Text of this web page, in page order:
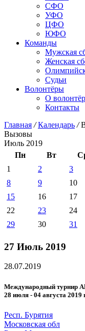
СФО
УФО
ЦФО
ЮФО
Команды
Мужская
Женская
Судьи
Волонтёры
О
Контакты
Главная / Календарь /
Вызовы
Июль 2019
Пн
Вт
1
2 3
8
9 10
15
16 17
22
23 24
29
30 31
27 Июль 2019
28.07.2019
Международный турнир
28 июля - 04 августа 2019
Респ. Бурятия
Московская обл